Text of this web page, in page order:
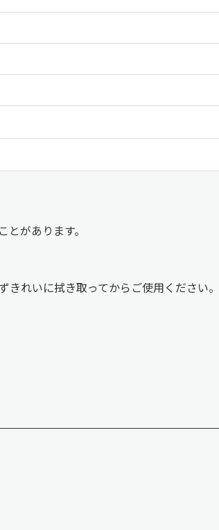
があります。
れいに拭き取ってからご使用ください。